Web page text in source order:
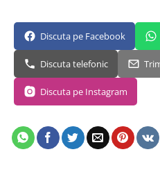
Discuta pe Facebook
Discuta telefonic
Discuta pe Instagram